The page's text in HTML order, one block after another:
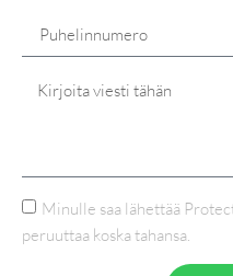
Minulle saa lähettää
peruuttaa koska tahansa.